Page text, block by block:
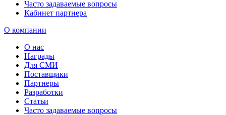
Часто задаваемые вопросы
Кабинет партнера
О компании
О нас
Награды
Для СМИ
Поставщики
Партнеры
Разработки
Статьи
Часто задаваемые вопросы